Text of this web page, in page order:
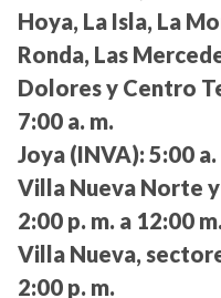
Hoya, La Isla, La
Ronda, Las
Dolores y Centro
7:00 a. m.
Joya (INVA): 5:00 a.
Villa Nueva Norte y
2:00 p. m. a 12:00 m.
Villa Nueva,
2:00 p. m.